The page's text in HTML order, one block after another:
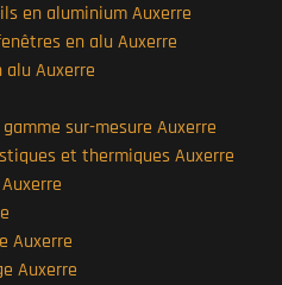
en aluminium Auxerre
en alu Auxerre
alu Auxerre
sur-mesure Auxerre
et thermiques Auxerre
Auxerre
Auxerre